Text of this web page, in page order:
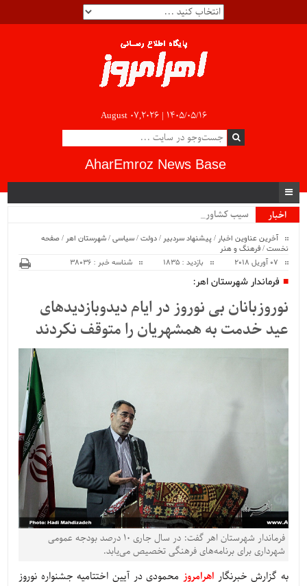
August 07,2026 | ۱۴۰۵/۰۵/۱۶
AharEmroz News Base
اخبار
سیب کشاورزان _
آخرین عناوین اخبار /پیشنهاد سردبیر /دولت/سیاسی/شهرستان اهر /صفحه
نخست/فرهنگ و هنر
بازدید : 1835 شناسه خبر : 38036
فرماندار شهرستان اهر:
نوروزبانان بی نوروز در ایام دیدوبازدیدهای
عید خدمت به همشهریان را متوقف نکردند
فرماندار شهرستان اهر گفت: در سال جاری ۱۰ درصد بودجه عمومی
شهرداری برای برنامه‌های فرهنگی تخصیص می‌یابد.
به گزارش خبرنگاراهرامروز محمودی در آیین اختتامیه جشنواره نوروز